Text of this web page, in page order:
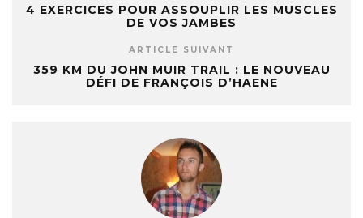
4 EXERCICES POUR ASSOUPLIR LES MUSCLES
DE VOS JAMBES
ARTICLE SUIVANT
359 KM DU JOHN MUIR TRAIL : LE NOUVEAU
DÉFI DE FRANÇOIS D’HAENE